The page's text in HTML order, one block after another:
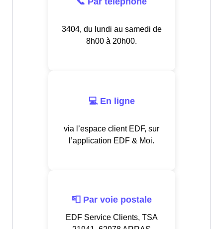
3404, du lundi au samedi de
8h00 à 20h00.
💻 En ligne
via l’espace client EDF, sur
l’application EDF & Moi.
📮 Par voie postale
EDF Service Clients, TSA